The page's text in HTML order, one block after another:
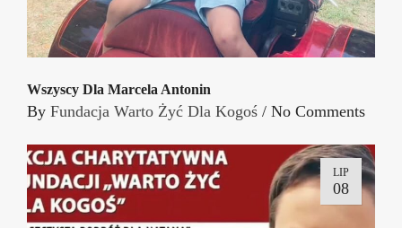
Wszyscy Dla Marcela Antonin
By Fundacja Warto Żyć Dla Kogoś / No Comments
LIP
08